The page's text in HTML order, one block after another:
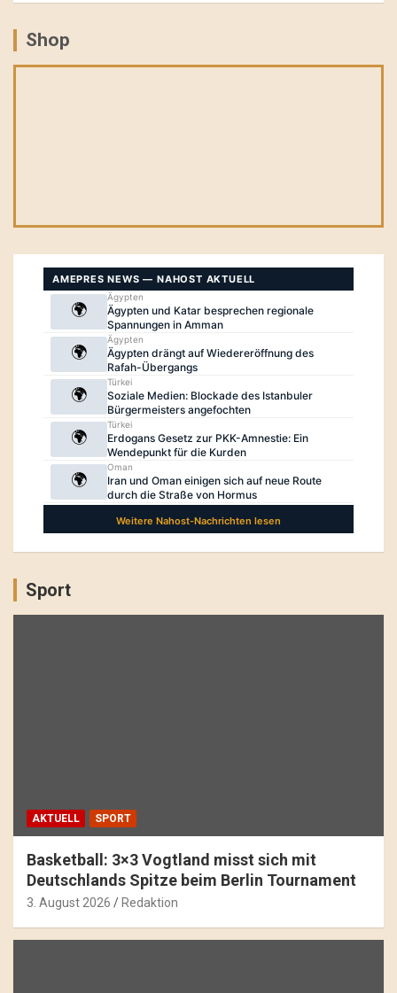
Shop
Sport
AKTUELL SPORT
Basketball: 3×3 Vogtland misst sich mit
Deutschlands Spitze beim Berlin Tournament
3. August 2026 Redaktion